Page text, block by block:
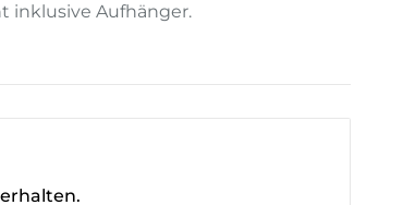
inklusive Aufhänger.